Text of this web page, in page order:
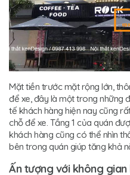
Mặt tiền trước mặt rộng lớn,
để xe, đây là một trong những
tế khách hàng hiện nay cũng
chỗ để xe. Tầng 1 của quán
khách hàng cũng có thể nhìn
bên trong quán giúp tăng khả
Ấn tượng với không